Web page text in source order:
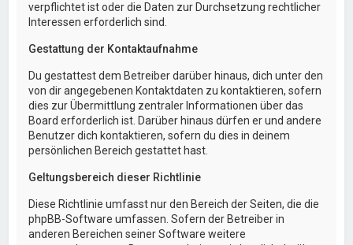
verpflichtet ist oder die Daten zur Durchsetzung rechtlicher
Interessen erforderlich sind.
Gestattung der Kontaktaufnahme
Du gestattest dem Betreiber darüber hinaus, dich unter den
von dir angegebenen Kontaktdaten zu kontaktieren, sofern
dies zur Übermittlung zentraler Informationen über das
Board erforderlich ist. Darüber hinaus dürfen er und andere
Benutzer dich kontaktieren, sofern du dies in deinem
persönlichen Bereich gestattet hast.
Geltungsbereich dieser Richtlinie
Diese Richtlinie umfasst nur den Bereich der Seiten, die die
phpBB-Software umfassen. Sofern der Betreiber in
anderen Bereichen seiner Software weitere